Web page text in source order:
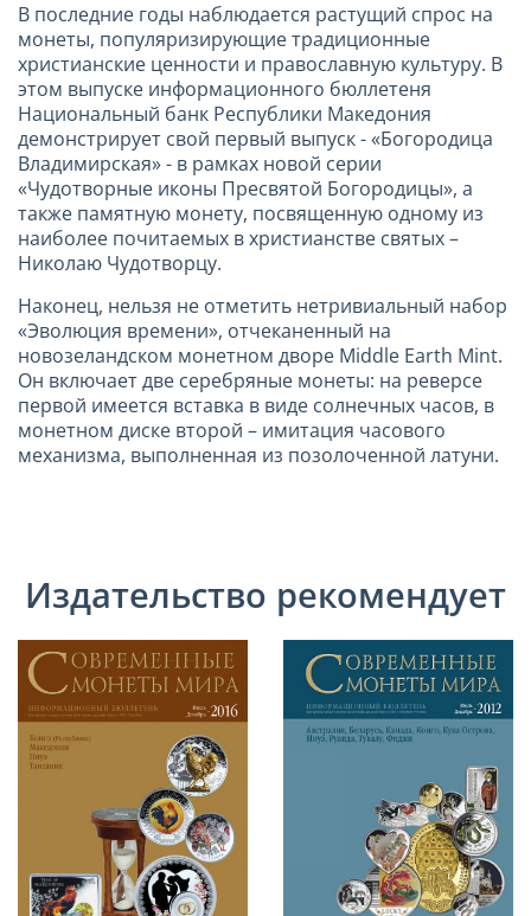
В последние годы наблюдается растущий спрос на
монеты, популяризирующие традиционные
христианские ценности и православную культуру. В
этом выпуске информационного бюллетеня
Национальный банк Республики Македония
демонстрирует свой первый выпуск - «Богородица
Владимирская» - в рамках новой серии
«Чудотворные иконы Пресвятой Богородицы», а
также памятную монету, посвященную одному из
наиболее почитаемых в христианстве святых –
Николаю Чудотворцу.
Наконец, нельзя не отметить нетривиальный набор
«Эволюция времени», отчеканенный на
новозеландском монетном дворе Middle Earth Mint.
Он включает две серебряные монеты: на реверсе
первой имеется вставка в виде солнечных часов, в
монетном диске второй – имитация часового
механизма, выполненная из позолоченной латуни.
Издательство рекомендует